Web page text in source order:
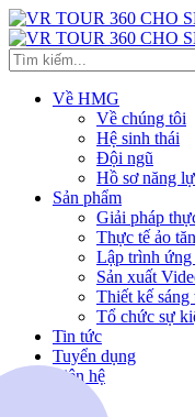
Về HMG
Về chúng tôi
Hệ sinh thái
Đội ngũ
Hồ sơ năng
Sản phẩm
Giải pháp
Thực tế ảo
Lập trình ứng
Sản xuất
Thiết kế sáng
Tổ chức sự
Tin tức
Tuyển dụng
Liên hệ